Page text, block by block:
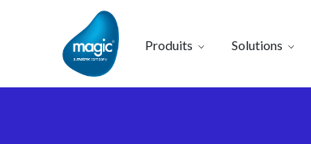
Produits Solutions